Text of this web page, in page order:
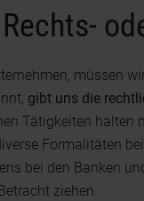
müssen
gibt uns die
Tätigkeiten halten
Formalitäten
bei den Banken
ziehen.